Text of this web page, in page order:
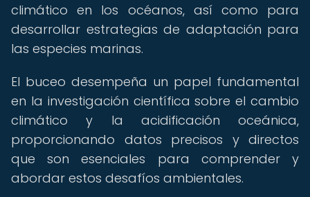
climático en los océanos, así como para
desarrollar estrategias de adaptación para
las especies marinas.
El buceo desempeña un papel fundamental
en la investigación científica sobre el cambio
climático y la acidificación oceánica,
proporcionando datos precisos y directos
que son esenciales para comprender y
abordar estos desafíos ambientales.